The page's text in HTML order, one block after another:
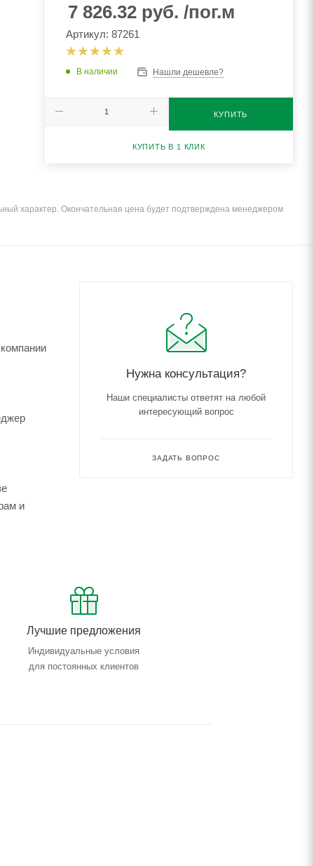
7 826.32 руб. /пог.м
Артикул: 87261
В наличии Нашли дешевле?
КУПИТЬ
КУПИТЬ В 1 КЛИК
характер. Окончательная цена будет подтверждена менеджером
и
Лучшие предложения
Индивидуальные условия
для постоянных клиентов
Нужна консультация?
Наши специалисты ответят на любой
интересующий вопрос
ЗАДАТЬ ВОПРОС